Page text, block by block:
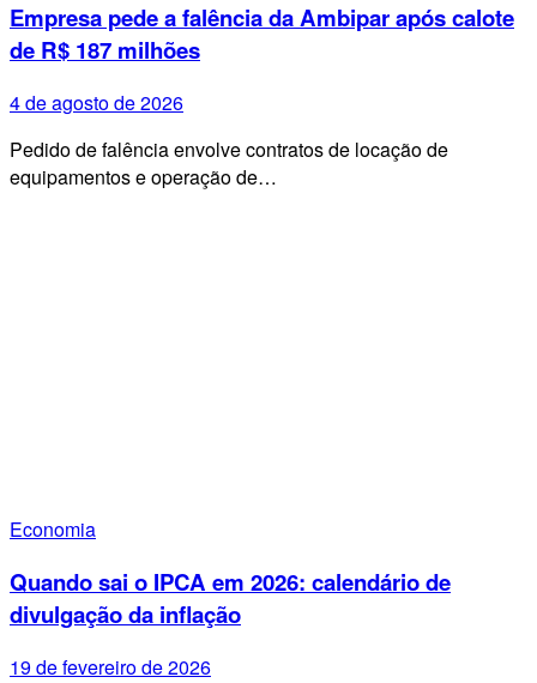
Empresa pede a falência da Ambipar após calote
de R$ 187 milhões
4 de agosto de 2026
Pedido de falência envolve contratos de locação de
equipamentos e operação de…
Economia
Quando sai o IPCA em 2026: calendário de
divulgação da inflação
19 de fevereiro de 2026